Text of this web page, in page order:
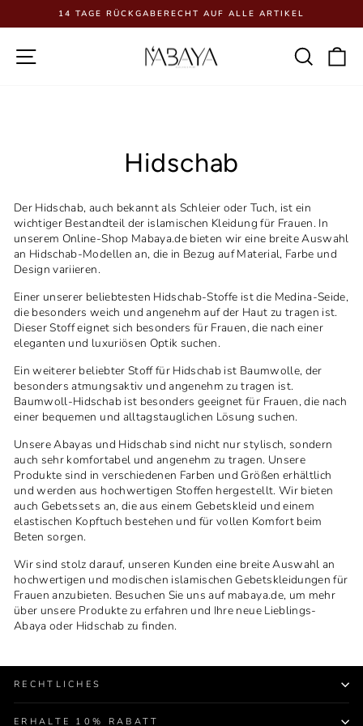
Pause
Diashow
14 TAGE RÜCKGABERECHT AUF ALLE ARTIKEL
Seitennavigation Suche
Hidschab
Der Hidschab, auch bekannt als Schleier oder Tuch, ist ein
wichtiger Bestandteil der islamischen Kleidung für Frauen. In
unserem Online-Shop Mabaya.de bieten wir eine breite Auswahl
an Hidschab-Modellen an, die in Bezug auf Material, Farbe und
Design variieren.
Einer unserer beliebtesten Hidschab-Stoffe ist die Medina-Seide,
die besonders weich und angenehm auf der Haut zu tragen ist.
Dieser Stoff eignet sich besonders für Frauen, die nach einer
eleganten und luxuriösen Optik suchen.
Ein weiterer beliebter Stoff für Hidschab ist Baumwolle, der
besonders atmungsaktiv und angenehm zu tragen ist.
Baumwoll-Hidschab ist besonders geeignet für Frauen, die nach
einer bequemen und alltagstauglichen Lösung suchen.
Unsere Abayas und Hidschab sind nicht nur stylisch, sondern
auch sehr komfortabel und angenehm zu tragen. Unsere
Produkte sind in verschiedenen Farben und Größen erhältlich
und werden aus hochwertigen Stoffen hergestellt. Wir bieten
auch Gebetssets an, die aus einem Gebetskleid und einem
elastischen Kopftuch bestehen und für vollen Komfort beim
Beten sorgen.
Wir sind stolz darauf, unseren Kunden eine breite Auswahl an
hochwertigen und modischen islamischen Gebetskleidungen für
Frauen anzubieten. Besuchen Sie uns auf mabaya.de, um mehr
über unsere Produkte zu erfahren und Ihre neue Lieblings-
Abaya oder Hidschab zu finden.
RECHTLICHES
ERHALTE 10% RABATT